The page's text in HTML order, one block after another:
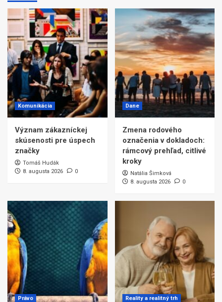
Komunikácia
Význam zákazníckej
skúsenosti pre úspech
značky
Tomáš Hudák
8. augusta 2026
0
Dane
Zmena rodového
označenia v dokladoch:
rámcový prehľad, citlivé
kroky
Natália Šimková
8. augusta 2026
0
Právo Reality a realitný trh